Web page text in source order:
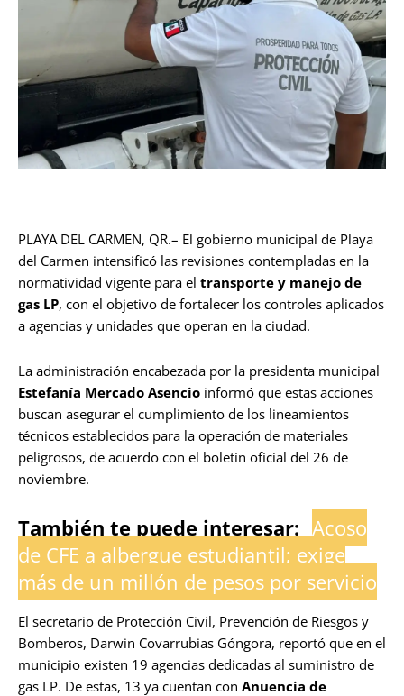
PLAYA DEL CARMEN, QR.– El gobierno municipal de Playa
del Carmen intensificó las revisiones contempladas en la
normatividad vigente para el transporte y manejo de
gas LP, con el objetivo de fortalecer los controles aplicados
a agencias y unidades que operan en la ciudad.
La administración encabezada por la presidenta municipal
Estefanía Mercado Asencio informó que estas acciones
buscan asegurar el cumplimiento de los lineamientos
técnicos establecidos para la operación de materiales
peligrosos, de acuerdo con el boletín oficial del 26 de
noviembre.
También te puede interesar: Acoso
de CFE a albergue estudiantil; exige
más de un millón de pesos por servicio
El secretario de Protección Civil, Prevención de Riesgos y
Bomberos, Darwin Covarrubias Góngora, reportó que en el
municipio existen 19 agencias dedicadas al suministro de
gas LP. De estas, 13 ya cuentan con Anuencia de